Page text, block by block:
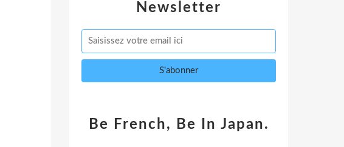
Newsletter
Be French, Be In Japan.